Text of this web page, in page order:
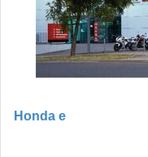
Honda e